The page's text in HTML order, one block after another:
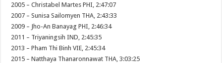
2005 – Christabel Martes PHI, 2:47:07
2007 – Sunisa Sailomyen THA, 2:43:33
2009 – Jho-An Banayag PHI, 2:46:34
2011 – Triyaningsih IND, 2:45:35
2013 – Pham Thi Binh VIE, 2:45:34
2015 – Natthaya Thanaronnawat THA, 3:03:25